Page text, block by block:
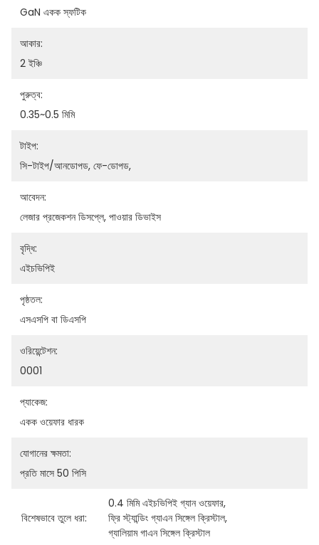
GaN একক স্ফটিক
আকার:
2 ইঞ্চি
পুরুত্ব:
0.35~0.5 মিমি
টাইপ:
সি-টাইপ/আনডোপড, ফে-ডোপড,
আবেদন:
লেজার প্রজেকশন ডিসপ্লে, পাওয়ার ডিভাইস
বৃদ্ধি:
এইচভিপিই
পৃষ্ঠতল:
এসএসপি বা ডিএসপি
ওরিয়েন্টেশন:
0001
প্যাকেজ:
একক ওয়েফার ধারক
যোগানের ক্ষমতা:
প্রতি মাসে 50 পিসি
বিশেষভাবে তুলে ধরা:
0.4 মিমি এইচভিপিই গ্যান ওয়েফার,
ফ্রি স্ট্যান্ডিং গ্যাএন সিঙ্গেল ক্রিস্টাল,
গ্যালিয়াম গাএন সিঙ্গেল ক্রিস্টাল